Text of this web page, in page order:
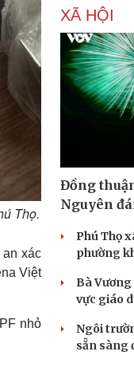
Thọ.
xác
Việt
nhỏ
XÃ HỘI
Đồng
Nguyên
Phú Thọ
phường
Bà
vực giáo
Ngôi
sẵn sàng